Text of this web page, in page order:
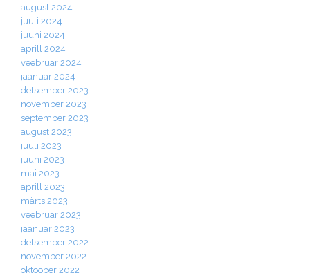
august 2024
juuli 2024
juuni 2024
aprill 2024
veebruar 2024
jaanuar 2024
detsember 2023
november 2023
september 2023
august 2023
juuli 2023
juuni 2023
mai 2023
aprill 2023
märts 2023
veebruar 2023
jaanuar 2023
detsember 2022
november 2022
oktoober 2022